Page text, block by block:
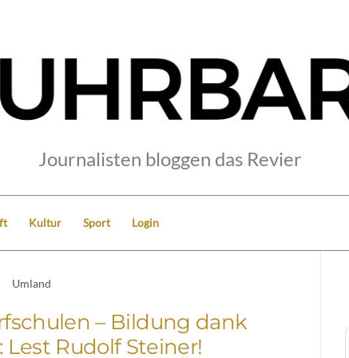
Journalisten bloggen das Revier
Kultur Sport Login
Umland
– Bildung dank
Lest Rudolf Steiner!